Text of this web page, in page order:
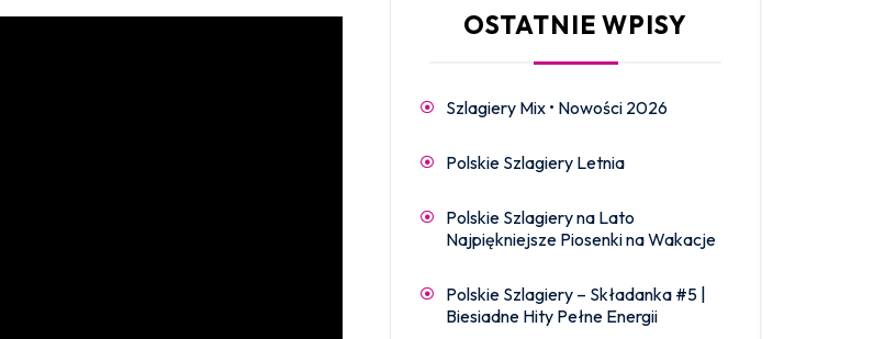
OSTATNIE WPISY
Szlagiery Mix • Nowości 2026
Polskie Szlagiery Letnia
Polskie Szlagiery na Lato
Najpiękniejsze Piosenki na Wakacje
Polskie Szlagiery – Składanka #5 |
Biesiadne Hity Pełne Energii